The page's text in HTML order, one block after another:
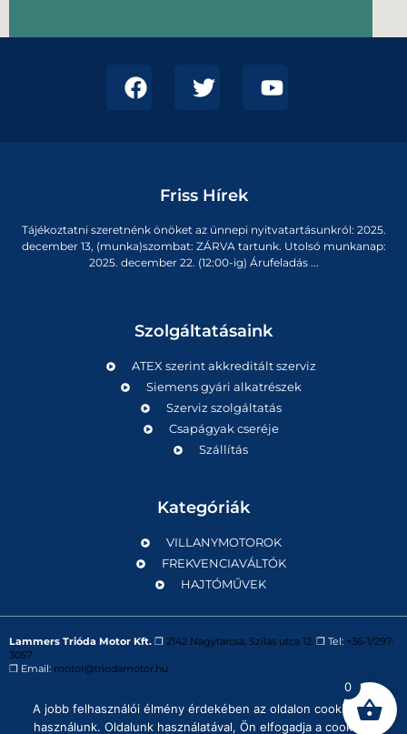
Friss Hírek
Tájékoztatni szeretnénk önöket az ünnepi nyitvatartásunkról: 2025.
december 13, (munka)szombat: ZÁRVA tartunk. Utolsó munkanap:
2025. december 22. (12:00-ig) Árufeladás ...
Szolgáltatásaink
ATEX szerint akkreditált szerviz
Siemens gyári alkatrészek
Szerviz szolgáltatás
Csapágyak cseréje
Szállítás
Kategóriák
VILLANYMOTOROK
FREKVENCIAVÁLTÓK
HAJTÓMŰVEK
Lammers Trióda Motor Kft. ❒ 2142 Nagytarcsa, Szilas utca 12. ❒ Tel: +36-1/297-
3057
❒ Email: motor@triodamotor.hu
Powered byDigit-Now Kft.
0
A jobb felhasználói élmény érdekében az oldalon cookie-kat
használunk. Oldalunk használatával, Ön elfogadja a cookie-k